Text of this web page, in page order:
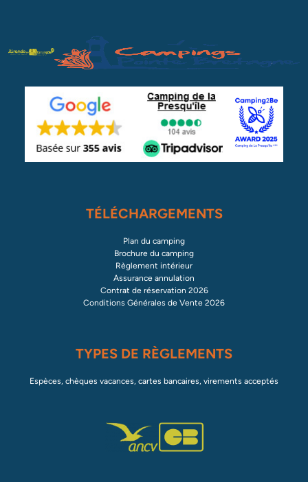
TÉLÉCHARGEMENTS
Plan du camping
Brochure du camping
Règlement intérieur
Assurance annulation
Contrat de réservation 2026
Conditions Générales de Vente 2026
TYPES DE RÈGLEMENTS
Espèces, chèques vacances, cartes bancaires, virements acceptés